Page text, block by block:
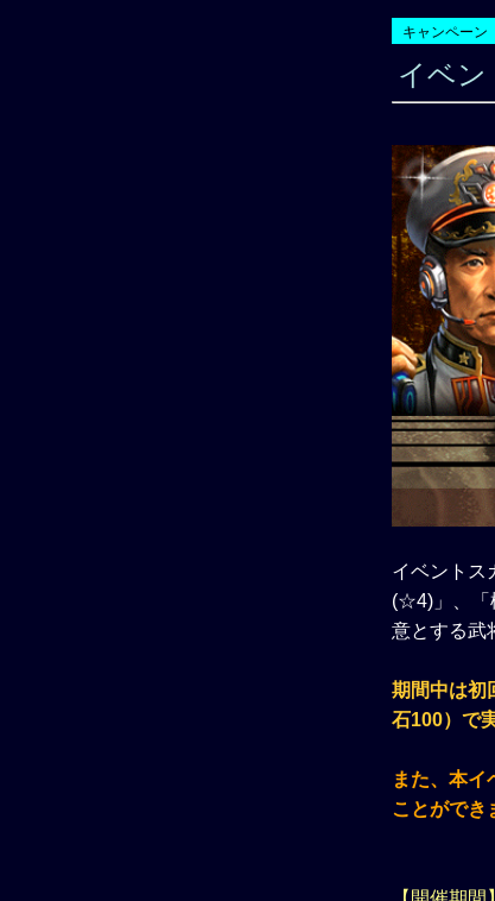
キャンペーン
イベン
イベントス
(☆4)」、「
意とする武
期間中は初
石100）で
また、本
ことができ